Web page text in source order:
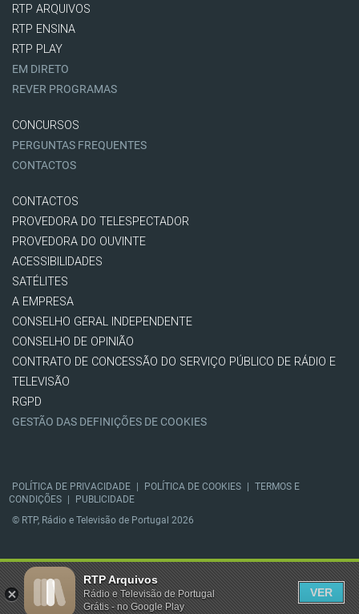
RTP ARQUIVOS
RTP ENSINA
RTP PLAY
EM DIRETO
REVER PROGRAMAS
CONCURSOS
PERGUNTAS FREQUENTES
CONTACTOS
CONTACTOS
PROVEDORA DO TELESPECTADOR
PROVEDORA DO OUVINTE
ACESSIBILIDADES
SATÉLITES
A EMPRESA
CONSELHO GERAL INDEPENDENTE
CONSELHO DE OPINIÃO
CONTRATO DE CONCESSÃO DO SERVIÇO PÚBLICO DE RÁDIO E
TELEVISÃO
RGPD
GESTÃO DAS DEFINIÇÕES DE COOKIES
POLÍTICA DE PRIVACIDADE POLÍTICA DE COOKIES
TERMOS E
CONDIÇÕES
PUBLICIDADE
© RTP, Rádio e Televisão de Portugal 2026
RTP Arquivos
Rádio e Televisão de Portugal
Grátis - no Google Play
VER